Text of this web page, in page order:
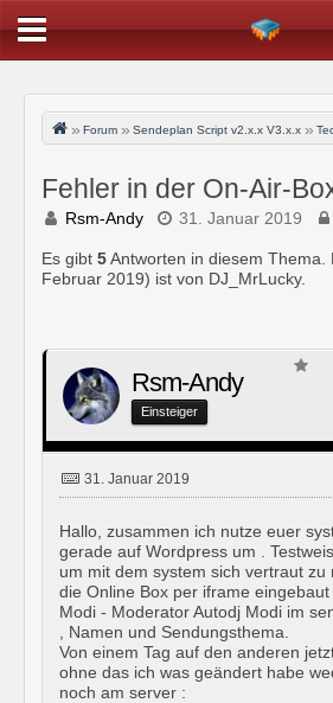
Forum Sendeplan Script v2.x.x V3.x.x
Fehler in der On-Air-
Rsm-Andy 31. Januar 2019
Es gibt 5Antworten in diesem Thema.
Februar 2019) ist von DJ_MrLucky.
Rsm-Andy
Einsteiger
31. Januar 2019
Hallo, zusammen ich nutze euer
gerade auf Wordpress um .
um mit dem system sich vertraut zu
die Online Box per iframe
Modi - Moderator Autodj Modi im
, Namen und Sendungsthema.
Von einem Tag auf den anderen
ohne das ich was geändert habe
noch am server :